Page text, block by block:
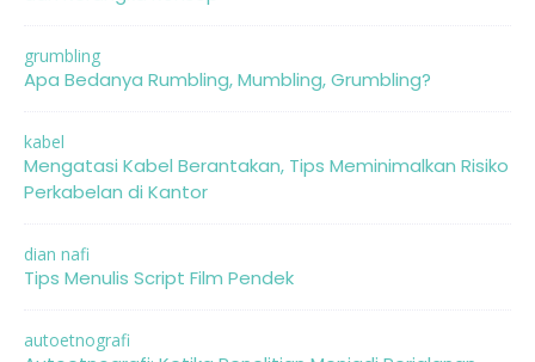
grumbling
Apa Bedanya Rumbling, Mumbling, Grumbling?
kabel
Mengatasi Kabel Berantakan, Tips Meminimalkan Risiko
Perkabelan di Kantor
dian nafi
Tips Menulis Script Film Pendek
autoetnografi